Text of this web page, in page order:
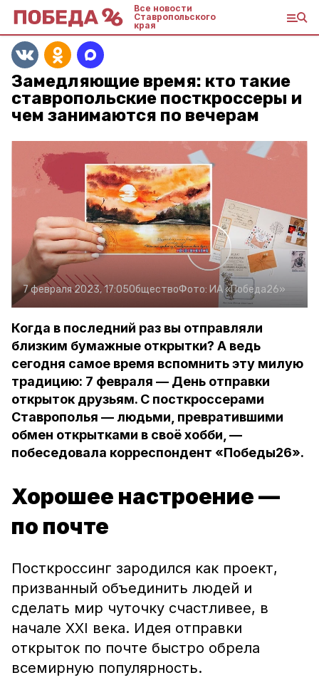
Все новости
Ставропольского
края
Замедляющие время: кто такие
ставропольские посткроссеры и
чем занимаются по вечерам
7 февраля 2023, 17:05ОбществоФото: ИА «Победа26»
Когда в последний раз вы отправляли
близким бумажные открытки? А ведь
сегодня самое время вспомнить эту милую
традицию: 7 февраля — День отправки
открыток друзьям. С посткроссерами
Ставрополья — людьми, превратившими
обмен открытками в своё хобби, —
побеседовала корреспондент «Победы26».
Хорошее настроение —
по почте
Посткроссинг зародился как проект,
призванный объединить людей и
сделать мир чуточку счастливее, в
начале XXI века. Идея отправки
открыток по почте быстро обрела
всемирную популярность.